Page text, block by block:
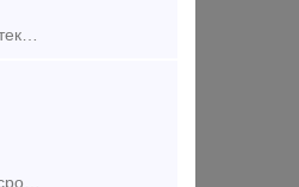
Компания ООО Артекc на постоянной основе выкупает любой б/у железнодорожный транспорт, как с истекшим сроком службы, так и нет, работаем с партнерами из СНГ поэтому можем предложить наиболее в
Приобретаем Железнодорожные вагоны исключенные из подвижного парка любой модели с истекшим сроком службы. Куплю вагоны в разделку в лом по самым выгодным ценам и на самых выгодных условиях по